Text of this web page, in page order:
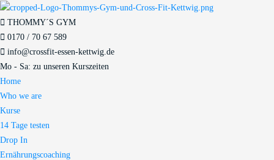
THOMMY´S GYM
0170 / 70 67 589​
info@crossfit-essen-kettwig.de
Mo - Sa: zu unseren Kurszeiten
Home
Who we are
Kurse
14 Tage testen
Drop In
Ernährungscoaching